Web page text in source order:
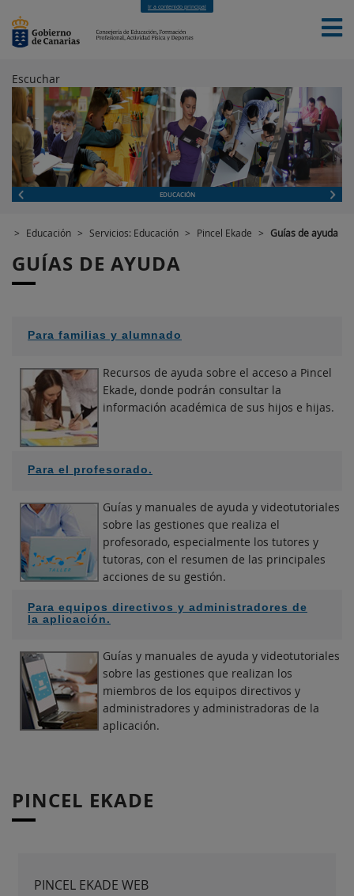
Ir a contenido principal
INICIO EDUCACIÓN
FORMACIÓN PROFESIONAL
CUALIFICACIONES PROFESIONALES
DEPORTES
CONTACTO
[INTRANET]
Escuchar
EDUCACIÓN
> Educación > Servicios: Educación > Pincel Ekade > Guías de ayuda
GUÍAS DE AYUDA
Para familias y alumnado
Recursos de ayuda sobre el acceso a Pincel
Ekade, donde podrán consultar la
información académica de sus hijos e hijas.
Para el profesorado.
Guías y manuales de ayuda y videotutoriales
sobre las gestiones que realiza el
profesorado, especialmente los tutores y
tutoras, con el resumen de las principales
acciones de su gestión.
Para equipos directivos y administradores de
la aplicación.
Guías y manuales de ayuda y videotutoriales
sobre las gestiones que realizan los
miembros de los equipos directivos y
administradores y administradoras de la
aplicación.
PINCEL EKADE
PINCEL EKADE WEB